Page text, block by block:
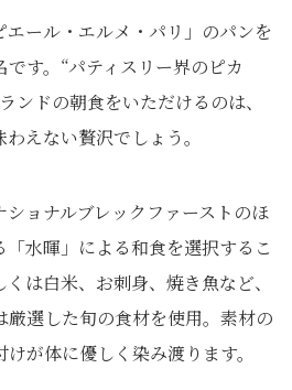
エール・エルメ・パリ」のパンを
す。“パティスリー界のピカ
ンドの朝食をいただけるのは、
えない贅沢でしょう。
ョナルブレックファーストのほ
水暉」による和食を選択するこ
は白米、お刺身、焼き魚など、
選した旬の食材を使用。素材の
が体に優しく染み渡ります。